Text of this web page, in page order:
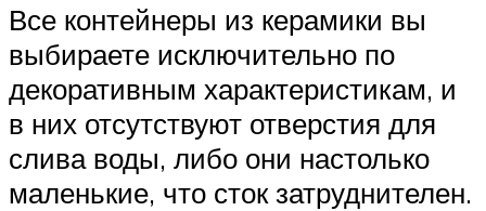
Все контейнеры из керамики вы
выбираете исключительно по
декоративным характеристикам, и
в них отсутствуют отверстия для
слива воды, либо они настолько
маленькие, что сток затруднителен.